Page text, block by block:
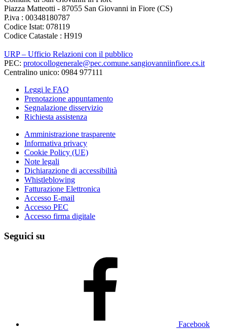
Piazza Matteotti - 87055 San Giovanni in Fiore (CS)
P.iva : 00348180787
Codice Istat: 078119
Codice Catastale : H919
URP – Ufficio Relazioni con il pubblico
PEC: protocollogenerale@pec.comune.sangiovanniinfiore.cs.it
Centralino unico: 0984 977111
Leggi le FAQ
Prenotazione appuntamento
Segnalazione disservizio
Richiesta assistenza
Amministrazione trasparente
Informativa privacy
Cookie Policy (UE)
Note legali
Dichiarazione di accessibilità
Whistleblowing
Fatturazione Elettronica
Accesso E-mail
Accesso PEC
Accesso firma digitale
Seguici su
Facebook